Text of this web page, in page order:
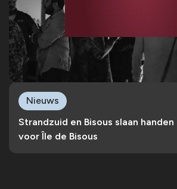
Strandzuid en Bisous slaan handen
voor Île de Bisous
Nieuws